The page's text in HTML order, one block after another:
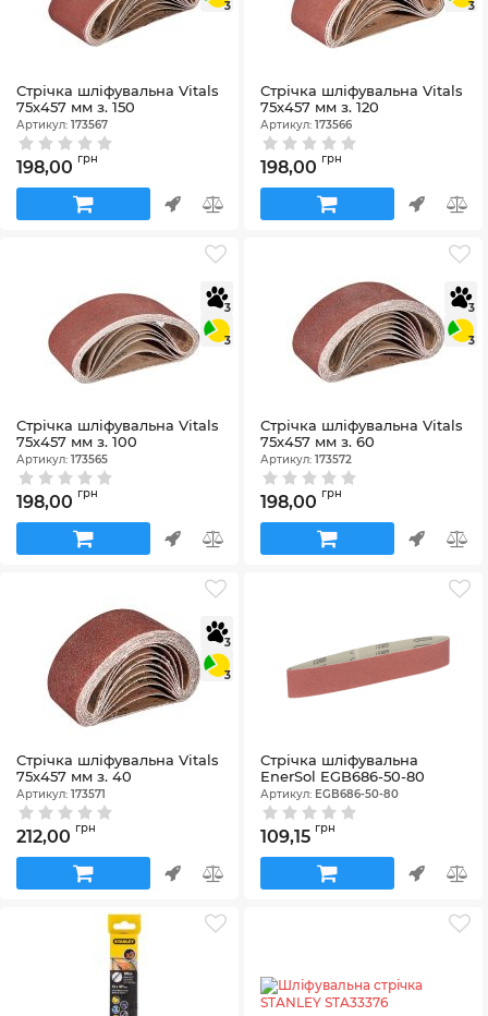
3
Стрічка шліфувальна Vitals
75х457 мм з. 150
Артикул: 173567
198,00 грн
3
Стрічка шліфувальна Vitals
75х457 мм з. 120
Артикул: 173566
198,00 грн
3
3
Стрічка шліфувальна Vitals
75х457 мм з. 100
Артикул: 173565
198,00 грн
3
3
Стрічка шліфувальна Vitals
75х457 мм з. 60
Артикул: 173572
198,00 грн
3
3
Стрічка шліфувальна Vitals
75х457 мм з. 40
Артикул: 173571
212,00 грн
Стрічка шліфувальна
EnerSol EGB686-50-80
Артикул: EGB686-50-80
109,15 грн